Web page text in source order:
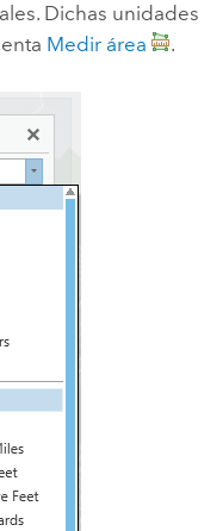
Dichas unidades
Medir área .